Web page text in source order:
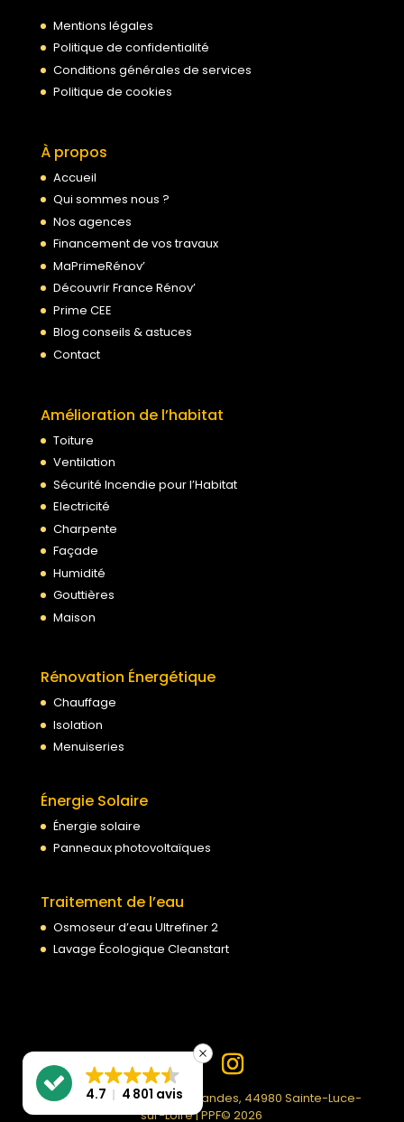
Mentions légales
Politique de confidentialité
Conditions générales de services
Politique de cookies
À propos
Accueil
Qui sommes nous ?
Nos agences
Financement de vos travaux
MaPrimeRénov’
Découvrir France Rénov’
Prime CEE
Blog conseils & astuces
Contact
Amélioration de l’habitat
Toiture
Ventilation
Sécurité Incendie pour l’Habitat
Electricité
Charpente
Façade
Humidité
Gouttières
Maison
Rénovation Énergétique
Chauffage
Isolation
Menuiseries
Énergie Solaire
Énergie solaire
Panneaux photovoltaïques
Traitement de l’eau
Osmoseur d’eau Ultrefiner 2
Lavage Écologique Cleanstart
PPF | 99 Rue du Moulin des Landes, 44980 Sainte-Luce-
sur-Loire | PPF© 2026
4.7 4 801 avis